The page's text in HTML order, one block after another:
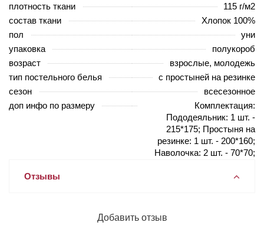
плотность ткани
115 г/м2
состав ткани
Хлопок 100%
пол
уни
упаковка
полукороб
возраст
взрослые, молодежь
тип постельного белья
с простыней на резинке
сезон
всесезонное
доп инфо по размеру
Комплектация:
Пододеяльник: 1 шт. -
215*175; Простыня на
резинке: 1 шт. - 200*160;
Наволочка: 2 шт. - 70*70;
Отзывы
Добавить отзыв